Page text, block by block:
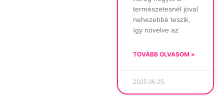
természetesnél jóval
nehezebbé teszik,
így növelve az
TOVÁBB OLVASOM »
2025.06.25.